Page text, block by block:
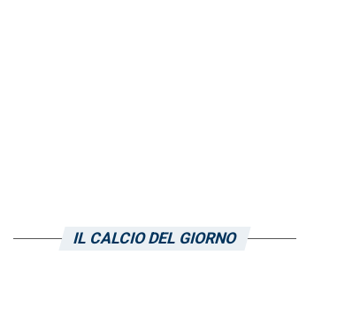
IL CALCIO DEL GIORNO